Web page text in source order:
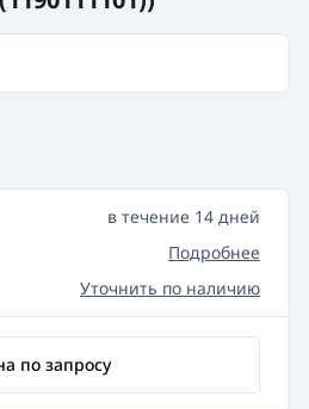
в течение 14 дней
Подробнее
Уточнить по наличию
по запросу